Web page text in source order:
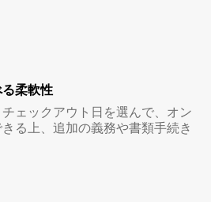
柔軟性
ェックアウト日を選んで、オン
る上、追加の義務や書類手続き